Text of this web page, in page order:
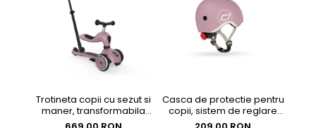
Trotineta copii cu sezut si
maner, transformabila
3in1, Highwaykick 1 Push
Casca de protectie pentru
copii, sistem de reglare
magnetic cu led, XXS-S,